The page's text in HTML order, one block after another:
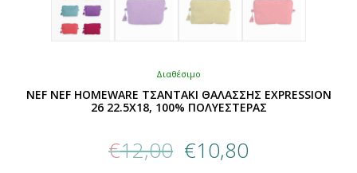
Διαθέσιμο
NEF NEF HOMEWARE ΤΣΑΝΤΑΚΙ ΘΑΛΑΣΣΗΣ EXPRESSION
26 22.5X18, 100% ΠΟΛΥΕΣΤΕΡΑΣ
€12,00
price
€10,80